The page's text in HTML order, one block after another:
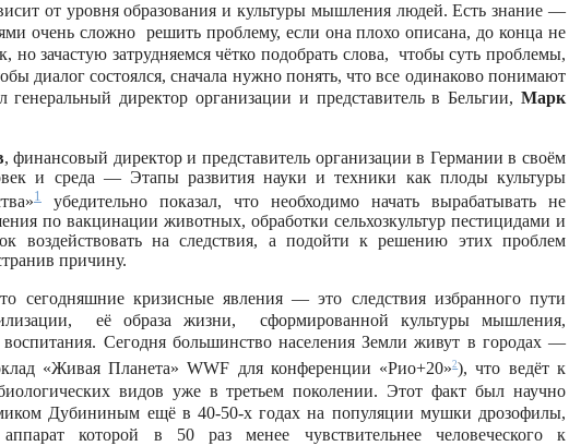
от уровня образования и культуры мышления людей. Есть знание —
очень сложно решить проблему, если она плохо описана, до конца не
зачастую затрудняемся чётко подобрать слова, чтобы суть проблемы,
диалог состоялся, сначала нужно понять, что все одинаково понимают
директор организации и представитель в Бельгии, Марк
, финансовый директор и представитель организации в Германии в своём
и среда — Этапы развития науки и техники как плоды культуры
1
убедительно показал, что необходимо начать вырабатывать не
по вакцинации животных, обработки сельхозкультур пестицидами и
воздействовать на следствия, а подойти к решению этих проблем
причину.
сегодняшние кризисные явления — это следствия избранного пути
её образа жизни, сформированной культуры мышления,
воспитания. Сегодня большинство населения Земли живут в городах —
«Живая Планета» WWF для конференции «Рио+20»2), что ведёт к
видов уже в третьем поколении. Этот факт был научно
Дубининым ещё в 40-50-х годах на популяции мушки дрозофилы,
аппарат которой в 50 раз менее чувствительнее человеческого к